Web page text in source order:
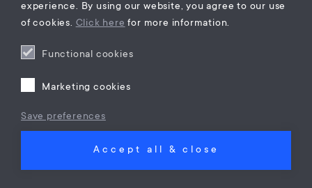
experience. By using our website, you agree to our use
of cookies. Click here for more information.
Functional cookies
Marketing cookies
Save preferences
Accept all & close
KvK Maes Law B.V.: 77229800
BTW nummer: NL860941747B01
Privacy verklaring
Klachtenregeling